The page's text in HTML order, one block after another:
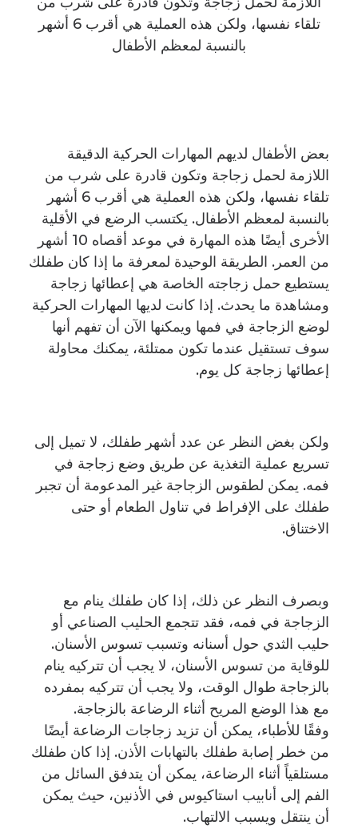
تلقاء نفسها، ولكن هذه العملية هي أقرب 6 أشهر
بالنسبة لمعظم الأطفال
بعض الأطفال لديهم المهارات الحركية الدقيقة
اللازمة لحمل زجاجة وتكون قادرة على شرب من
تلقاء نفسها، ولكن هذه العملية هي أقرب 6 أشهر
بالنسبة لمعظم الأطفال. يكتسب الرضع في الأقلية
الأخرى أيضًا هذه المهارة في موعد أقصاه 10 أشهر
من العمر. الطريقة الوحيدة لمعرفة ما إذا كان طفلك
يستطيع حمل زجاجته الخاصة هي إعطائها زجاجة
ومشاهدة ما يحدث. إذا كانت لديها المهارات الحركية
لوضع الزجاجة في فمها ويمكنها الآن أن تفهم أنها
سوف تستقيل عندما تكون ممتلئة، يمكنك محاولة
إعطائها زجاجة كل يوم.
ولكن بغض النظر عن عدد أشهر طفلك، لا تميل إلى
تسريع عملية التغذية عن طريق وضع زجاجة في
فمه. يمكن لطقوس الزجاجة غير المدعومة أن تجبر
طفلك على الإفراط في تناول الطعام أو حتى
الاختناق.
وبصرف النظر عن ذلك، إذا كان طفلك ينام مع
الزجاجة في فمه، فقد تتجمع الحليب الصناعي أو
حليب الثدي حول أسنانه وتسبب تسوس الأسنان.
للوقاية من تسوس الأسنان، لا يجب أن تتركيه ينام
بالزجاجة طوال الوقت، ولا يجب أن تتركيه بمفرده
مع هذا الوضع المريح أثناء الرضاعة بالزجاجة.
وفقًا للأطباء، يمكن أن تزيد زجاجات الرضاعة أيضًا
من خطر إصابة طفلك بالتهابات الأذن. إذا كان طفلك
مستلقياً أثناء الرضاعة، يمكن أن يتدفق السائل من
الفم إلى أنابيب استاكيوس في الأذنين، حيث يمكن
أن ينتقل ويسبب الالتهاب.